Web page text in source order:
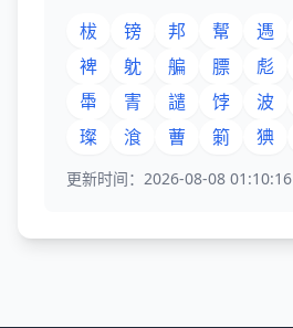
柭
镑 邦 幚 遤
裨
躭 艑 膘 彪
馽
寈 譴 饽 波
璨
湌 蓸 箣 猠
更新时间：2026-08-08 01:10:16